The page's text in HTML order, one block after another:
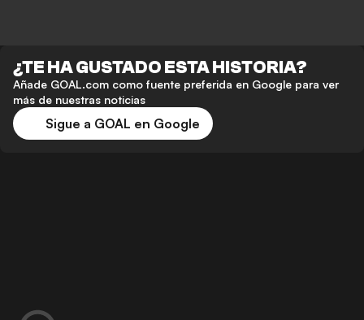
¿TE HA GUSTADO ESTA HISTORIA?
Añade GOAL.com como fuente preferida en Google para ver
más de nuestras noticias
Sigue a GOAL en Google